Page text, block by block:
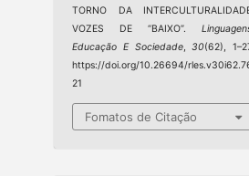
TORNO DA
VOZES DE “BAIXO”.
Educação E Sociedade,30(62),
https://doi.org/10.26694/
21
Fomatos de Citação